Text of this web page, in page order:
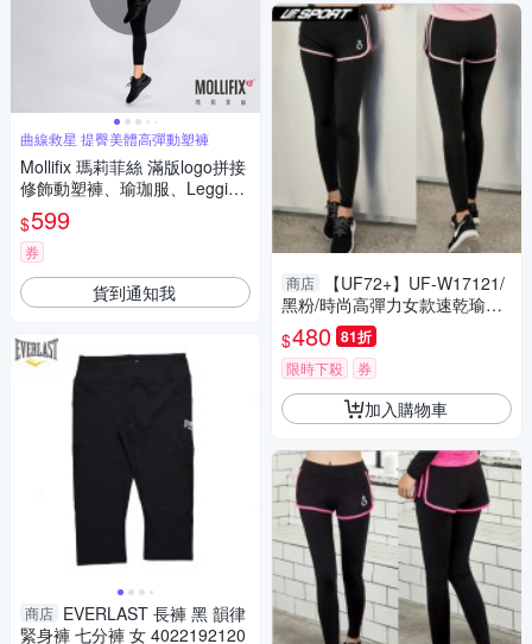
曲線救星 提臀美體高彈動塑褲
Mollifix 瑪莉菲絲 滿版logo拼接
修飾動塑褲、瑜珈服、Legging
(黑)
$599
券
貨到通知我
商店 EVERLAST 長褲 黑 韻律
緊身褲 七分褲 女 4022192120
商店
【UF72+】UF-W17121/
黑粉/時尚高彈力女款速乾瑜珈
輕壓假兩件運動褲
$480 81折
限時下殺 券
加入購物車